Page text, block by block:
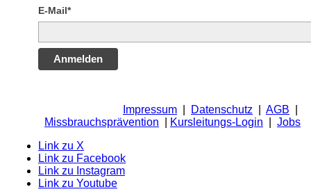
E-Mail*
Anmelden
Impressum Datenschutz AGB
Missbrauchsprävention
Kursleitungs-Login
Jobs
Link zu X
Link zu Facebook
Link zu Instagram
Link zu Youtube